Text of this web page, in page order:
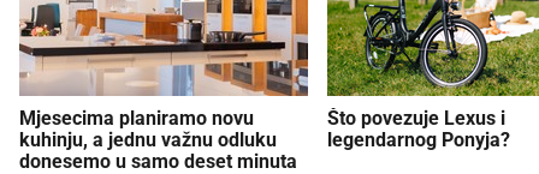
Mjesecima planiramo novu
kuhinju, a jednu važnu odluku
donesemo u samo deset minuta
Što povezuje Lexus i
legendarnog Ponyja?